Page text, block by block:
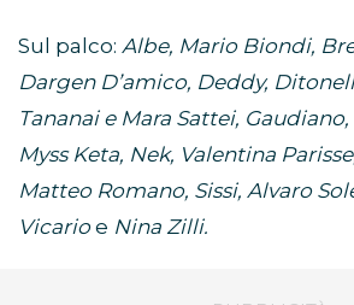
Sul palco: Albe, Mario Biondi,
Dargen D’amico, Deddy,
Tananai e Mara Sattei, Gaudiano,
Myss Keta, Nek, Valentina
Matteo Romano, Sissi, Alvaro
Vicarioe Nina Zilli.